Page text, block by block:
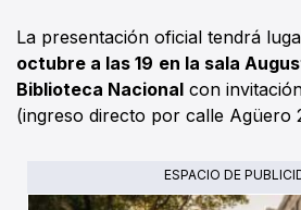
La presentación oficial tendrá
octubre a las 19 en la sala
Biblioteca Nacional con
(ingreso directo por calle Agüero
ESPACIO DE